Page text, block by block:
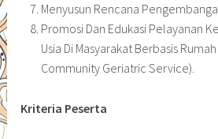
Menyusun Rencana
Promosi Dan Edukasi Pelayanan
Usia Di Masyarakat Berbasis
Community Geriatric Service).
Kriteria Peserta